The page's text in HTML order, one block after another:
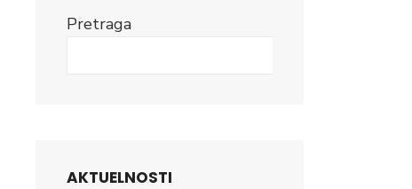
Pretraga
AKTUELNOSTI